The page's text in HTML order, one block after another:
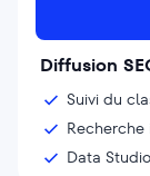
Diffusion
Suivi du
Data